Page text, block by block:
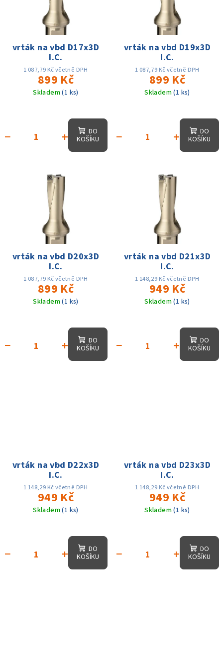
vrták na vbd D17x3D
I.C.
1 087,79 Kč včetně DPH
899 Kč
Skladem(1 ks)
+
−
DO
KOŠÍKU
vrták na vbd D19x3D
I.C.
1 087,79 Kč včetně DPH
899 Kč
Skladem(1 ks)
+
−
DO
KOŠÍKU
vrták na vbd D20x3D
I.C.
1 087,79 Kč včetně DPH
899 Kč
Skladem(1 ks)
+
−
DO
KOŠÍKU
vrták na vbd D21x3D
I.C.
1 148,29 Kč včetně DPH
949 Kč
Skladem(1 ks)
+
−
DO
KOŠÍKU
vrták na vbd D22x3D
I.C.
1 148,29 Kč včetně DPH
949 Kč
Skladem(1 ks)
+
−
DO
KOŠÍKU
vrták na vbd D23x3D
I.C.
1 148,29 Kč včetně DPH
949 Kč
Skladem(1 ks)
+
−
DO
KOŠÍKU